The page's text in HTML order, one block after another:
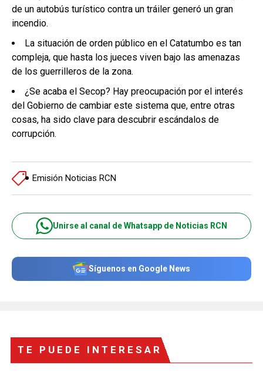
de un autobús turístico contra un tráiler generó un gran
incendio.
La situación de orden público en el Catatumbo es tan
compleja, que hasta los jueces viven bajo las amenazas
de los guerrilleros de la zona.
¿Se acaba el Secop? Hay preocupación por el interés
del Gobierno de cambiar este sistema que, entre otras
cosas, ha sido clave para descubrir escándalos de
corrupción.
Emisión Noticias RCN
Unirse al canal de Whatsapp de Noticias RCN
Síguenos en Google News
TE PUEDE INTERESAR